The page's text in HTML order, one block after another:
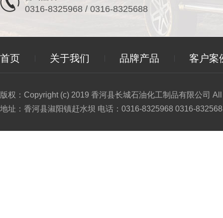
0316-8325968 / 0316-8325688
首页 关于我们 品牌产品 客户案
版权：Copyright (c) 2019 香河县长城石油化工制品有限公司
地址：香河县淑阳镇赶水坝 电话：0316-8325968 0316-